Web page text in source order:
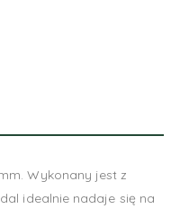
Wykonany jest z
idealnie nadaje się na